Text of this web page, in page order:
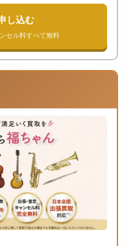
し込む
セル料すべて無料